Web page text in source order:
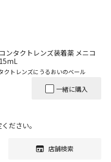
ンタクトレンズ装着薬 メニコ
クトレンズにうるおいのベール
一緒に購入
ださい。
店舗検索